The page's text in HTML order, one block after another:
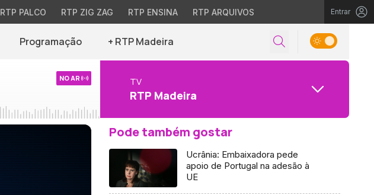
RTP PALCO RTP ZIG ZAG RTP ENSINA RTP ARQUIVOS Entrar
Programação + RTP Madeira
NO AR TV
RTP Madeira
Pode também gostar
Ucrânia: Embaixadora pede
apoio de Portugal na adesão à
UE